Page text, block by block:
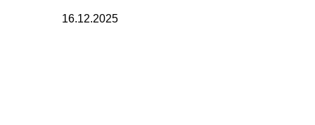
16.12.2025